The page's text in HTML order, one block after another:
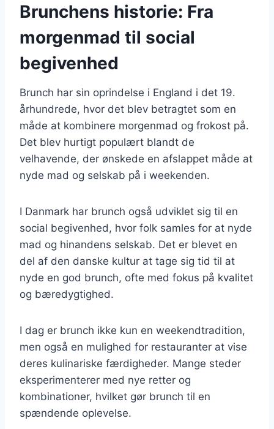
Brunchens historie: Fra
morgenmad til social
begivenhed
Brunch har sin oprindelse i England i det 19.
århundrede, hvor det blev betragtet som en
måde at kombinere morgenmad og frokost på.
Det blev hurtigt populært blandt de
velhavende, der ønskede en afslappet måde at
nyde mad og selskab på i weekenden.
I Danmark har brunch også udviklet sig til en
social begivenhed, hvor folk samles for at nyde
mad og hinandens selskab. Det er blevet en
del af den danske kultur at tage sig tid til at
nyde en god brunch, ofte med fokus på kvalitet
og bæredygtighed.
I dag er brunch ikke kun en weekendtradition,
men også en mulighed for restauranter at vise
deres kulinariske færdigheder. Mange steder
eksperimenterer med nye retter og
kombinationer, hvilket gør brunch til en
spændende oplevelse.